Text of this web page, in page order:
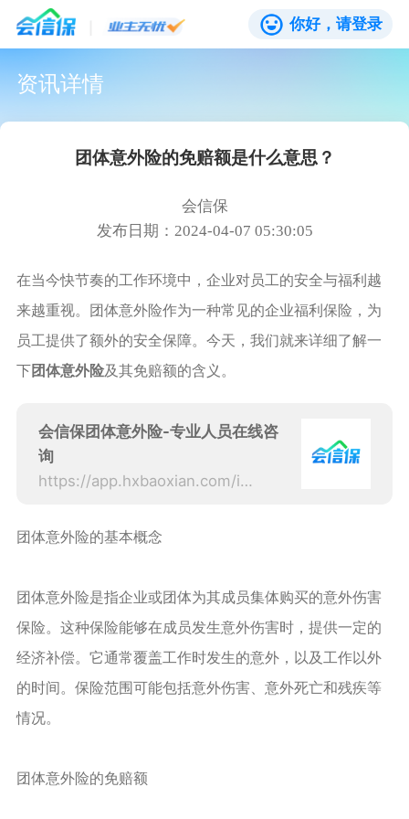
你好，请登录
资讯详情
团体意外险的免赔额是什么意思？
会信保
发布日期：2024-04-07 05:30:05
在当今快节奏的工作环境中，企业对员工的安全与福利越
来越重视。团体意外险作为一种常见的企业福利保险，为
员工提供了额外的安全保障。今天，我们就来详细了解一
下团体意外险及其免赔额的含义。
会信保团体意外险-专业人员在线咨
询
https://app.hxbaoxian.com/insurance?p=1&l=20&t=6&c=0&sourceType=web
团体意外险的基本概念
团体意外险是指企业或团体为其成员集体购买的意外伤害
保险。这种保险能够在成员发生意外伤害时，提供一定的
经济补偿。它通常覆盖工作时发生的意外，以及工作以外
的时间。保险范围可能包括意外伤害、意外死亡和残疾等
情况。
团体意外险的免赔额